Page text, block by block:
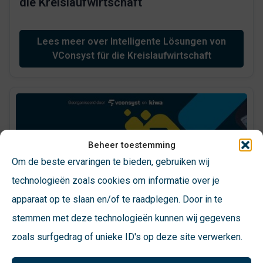
Beheer toestemming
Om de beste ervaringen te bieden, gebruiken wij
technologieën zoals cookies om informatie over je
apparaat op te slaan en/of te raadplegen. Door in te
stemmen met deze technologieën kunnen wij gegevens
zoals surfgedrag of unieke ID's op deze site verwerken.
Lees meer over Intelligente Lösungen von
VConsyst für die Kreislaufwirtschaft